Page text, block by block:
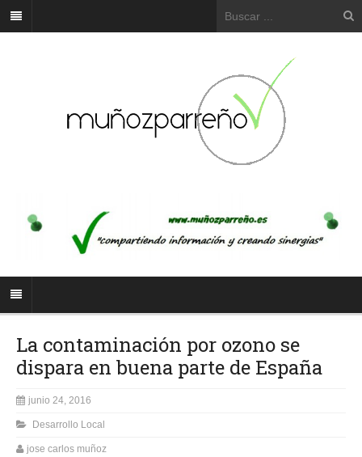
La contaminación por ozono se
dispara en buena parte de España
junio 24, 2016
Desarrollo Local
jose carlos muñoz